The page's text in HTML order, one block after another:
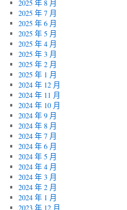
2025 年 8 月
2025 年 7 月
2025 年 6 月
2025 年 5 月
2025 年 4 月
2025 年 3 月
2025 年 2 月
2025 年 1 月
2024 年 12 月
2024 年 11 月
2024 年 10 月
2024 年 9 月
2024 年 8 月
2024 年 7 月
2024 年 6 月
2024 年 5 月
2024 年 4 月
2024 年 3 月
2024 年 2 月
2024 年 1 月
2023 年 12 月